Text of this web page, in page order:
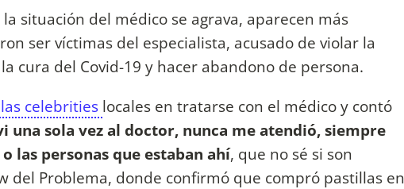
situación del médico se agrava, aparecen más
ser víctimas del especialista, acusado de violar la
cura del Covid-19 y hacer abandono de persona.
celebrities locales en tratarse con el médico y contó
una sola vez al doctor, nunca me atendió, siempre
las personas que estaban ahí, que no sé si son
del Problema, donde confirmó que compró pastillas en